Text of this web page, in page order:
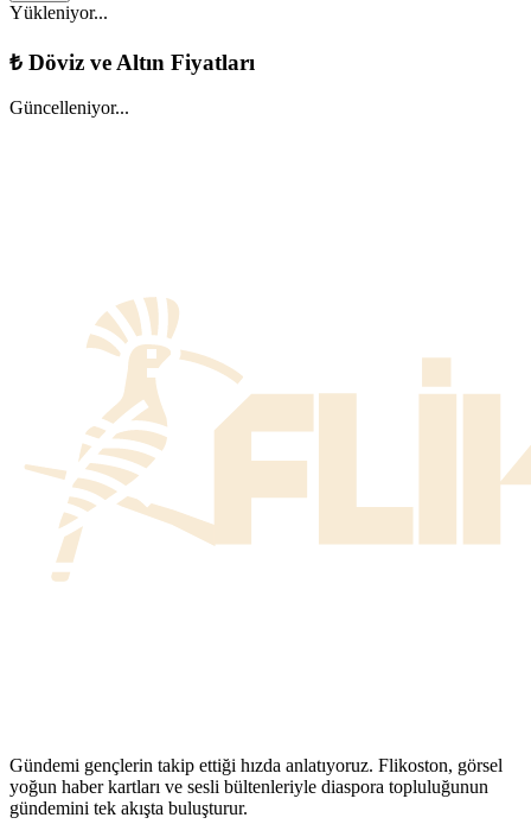
Yükleniyor...
₺ Döviz ve Altın Fiyatları
Güncelleniyor...
Gündemi gençlerin takip ettiği hızda anlatıyoruz. Flikoston, görsel
yoğun haber kartları ve sesli bültenleriyle diaspora topluluğunun
gündemini tek akışta buluşturur.